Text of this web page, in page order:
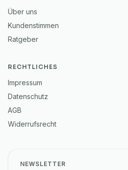
Über uns
Kundenstimmen
Ratgeber
RECHTLICHES
Impressum
Datenschutz
AGB
Widerrufsrecht
NEWSLETTER